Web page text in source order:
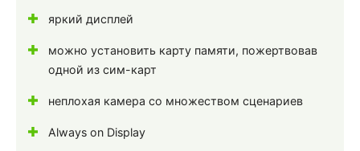
яркий дисплей
можно установить карту памяти, пожертвовав
одной из сим-карт
неплохая камера со множеством сценариев
Always on Display